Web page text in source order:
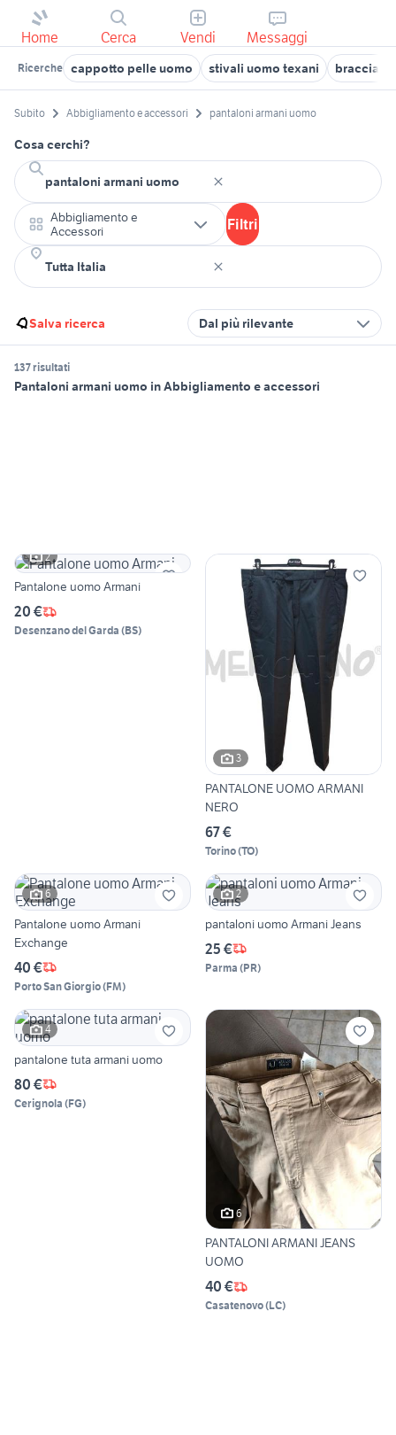
Home Cerca Vendi Messaggi
Ricerche cappotto pelle uomo stivali uomo texani bracciale
Subito Abbigliamento e accessori pantaloni armani uomo
Cosa cerchi?
Abbigliamento e
Accessori
Filtri
Salva ricerca Dal più rilevante
137 risultati
Pantaloni armani uomo in Abbigliamento e accessori
2
Pantalone uomo Armani
20 €
Desenzano del Garda (BS)
3
PANTALONE UOMO ARMANI
NERO
67 €
Torino(TO)
6
Pantalone uomo Armani
Exchange
40 €
Porto San Giorgio(FM)
2
pantaloni uomo Armani Jeans
25 €
Parma (PR)
4
pantalone tuta armani uomo
80 €
Cerignola (FG)
6
PANTALONI ARMANI JEANS
UOMO
40 €
Casatenovo(LC)